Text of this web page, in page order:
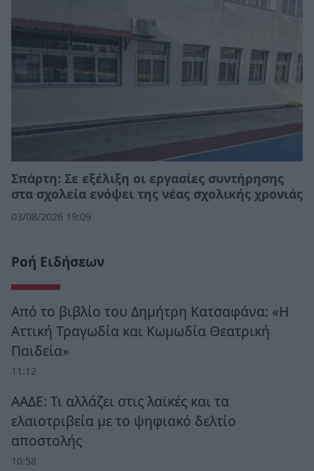
Σπάρτη: Σε εξέλιξη οι εργασίες συντήρησης
στα σχολεία ενόψει της νέας σχολικής χρονιάς
03/08/2026 19:09
Ροή Ειδήσεων
Από το βιβλίο του Δημήτρη Κατσαφάνα: «Η
Αττική Τραγωδία και Κωμωδία Θεατρική
Παιδεία»
11:12
ΑΑΔΕ: Τι αλλάζει στις λαϊκές και τα
ελαιοτριβεία με το ψηφιακό δελτίο
αποστολής
10:58